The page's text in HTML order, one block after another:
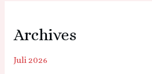
Archives
Juli 2026